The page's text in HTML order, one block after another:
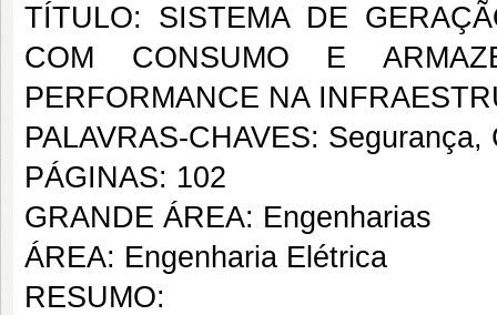
TÍTULO: SISTEMA DE
COM CONSUMO E
PERFORMANCE NA
PALAVRAS-CHAVES:
PÁGINAS: 102
GRANDE ÁREA: Engenharias
ÁREA: Engenharia Elétrica
RESUMO: